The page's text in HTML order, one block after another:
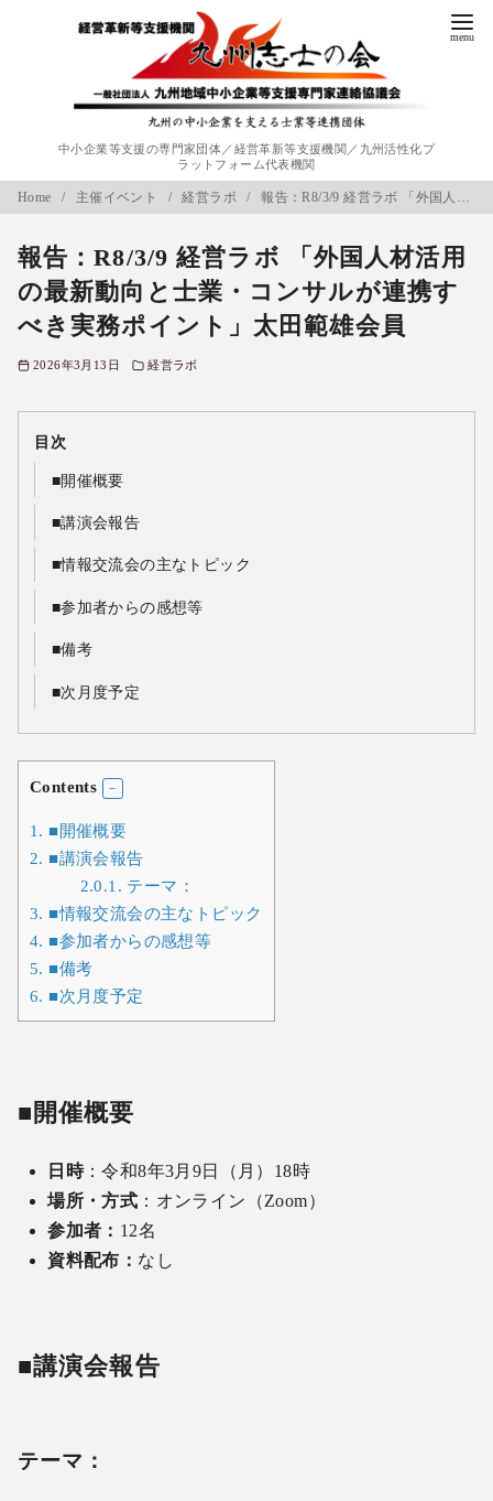
中小企業等支援の専門家団体／経営革新等支援機関／九州活性化プ
ラットフォーム代表機関
Home 主催イベント 経営ラボ 報告：R8/3/9 経営ラボ 「外国人材活用の最新動向と士業・コンサルが連携すべき実務ポイント」太田範雄会員
報告：R8/3/9 経営ラボ 「外国人材活用
の最新動向と士業・コンサルが連携す
べき実務ポイント」太田範雄会員
2026年3月13日 経営ラボ
目次
■開催概要
■講演会報告
■情報交流会の主なトピック
■参加者からの感想等
■備考
■次月度予定
Contents
1. ■開催概要
2. ■講演会報告
2.0.1. テーマ：
3. ■情報交流会の主なトピック
4. ■参加者からの感想等
5. ■備考
6. ■次月度予定
■開催概要
日時：令和8年3月9日（月）18時
場所・方式 ：オンライン（Zoom）
参加者： 12名
資料配布： なし
■講演会報告
テーマ：